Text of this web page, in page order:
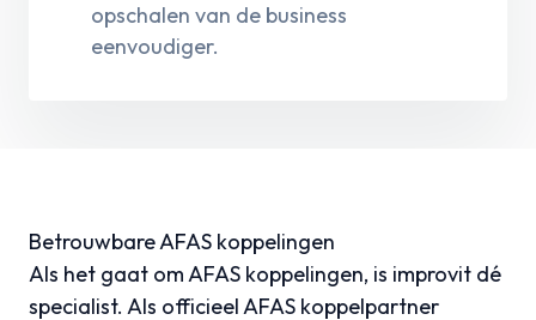
opschalen van de business
eenvoudiger.
Betrouwbare AFAS koppelingen
Als het gaat om AFAS koppelingen, is improvit dé
specialist. Als officieel AFAS koppelpartner